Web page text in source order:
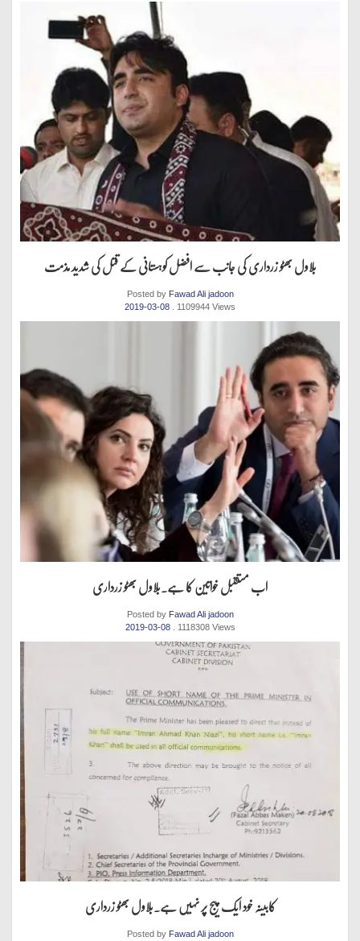
بلاول بھٹو زرداری کی جانب سے افضل کوہستانی کے قتل کی شدید مذمت
Posted by Fawad Ali jadoon
2019-03-08
. 1109944 Views
اب مستقبل خواتین کا ہے.بلاول بھٹو زرداری
Posted by Fawad Ali jadoon
2019-03-08
. 1118308 Views
کابینہ خود ایک پیج پر نہیں ہے.بلاول بھٹو زرداری
Posted by Fawad Ali jadoon